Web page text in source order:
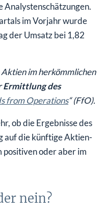
Analystenschätzungen.
im Vorjahr wurde
der Umsatz bei 1,82
im herkömmlichen
Ermittlung des
from Operations“ (FfO).
ob die Ergebnisse des
auf die künftige Aktien-
positiven oder aber im
nein?